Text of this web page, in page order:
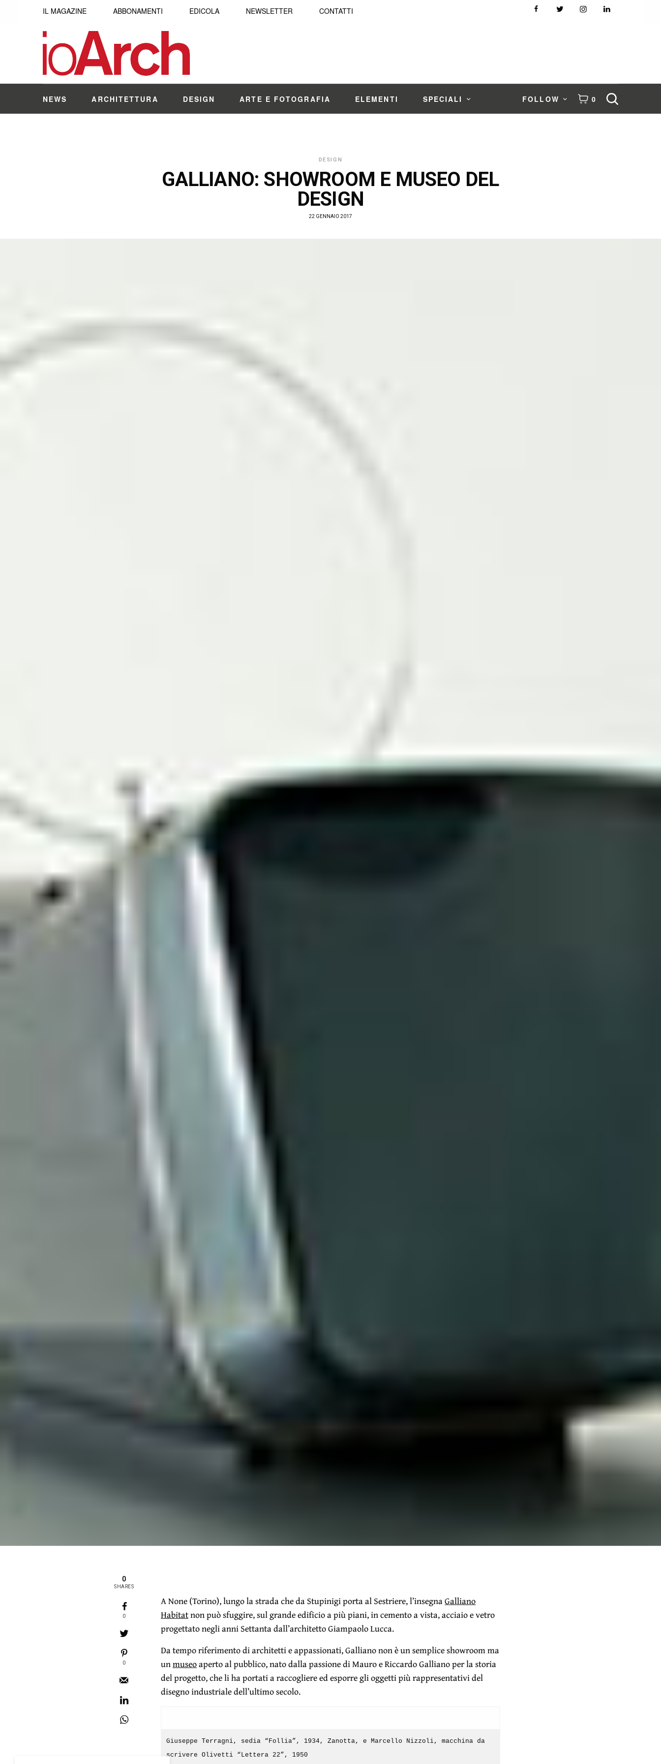
IL MAGAZINE ABBONAMENTI EDICOLA NEWSLETTER CONTATTI
NEWS ARCHITETTURA DESIGN ARTE E FOTOGRAFIA ELEMENTI SPECIALI FOLLOW 0
DESIGN
GALLIANO: SHOWROOM E MUSEO DEL
DESIGN
22 GENNAIO 2017
0
SHARES
0
0
A None (Torino), lungo la strada che da Stupinigi porta al Sestriere, l’insegnaGalliano
Habitatnon può sfuggire, sul grande edificio a più piani, in cemento a vista, acciaio e vetro
progettato negli anni Settanta dall’architetto Giampaolo Lucca.
Da tempo riferimento di architetti e appassionati, Galliano non è un semplice showroom ma
unmuseoaperto al pubblico, nato dalla passione di Mauro e Riccardo Galliano per la storia
del progetto, che li ha portati a raccogliere ed esporre gli oggetti più rappresentativi del
disegno industriale dell’ultimo secolo.
Giuseppe Terragni, sedia “Follia”, 1934, Zanotta, e Marcello Nizzoli, macchina da
scrivere Olivetti “Lettera 22”, 1950